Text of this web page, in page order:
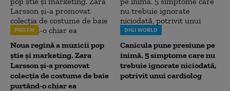
PRO FM
Noua regină a muzicii pop
știe și marketing. Zara
Larsson și-a promovat
colecția de costume de baie
purtând-o chiar ea
DIGI WORLD
Canicula pune presiune pe
inimă. 5 simptome care nu
trebuie ignorate niciodată,
potrivit unui cardiolog